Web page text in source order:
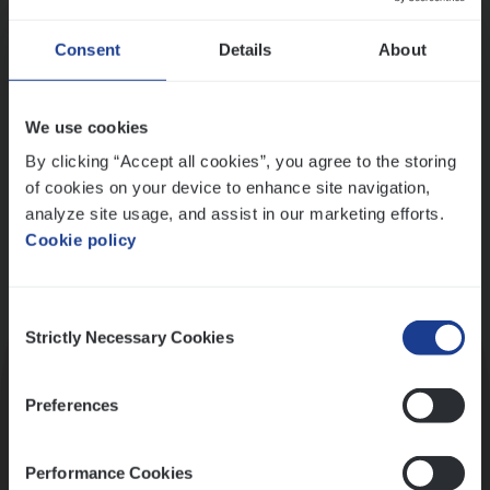
Consent Details About
We use cookies
By clicking “Accept all cookies”, you agree to the storing
of cookies on your device to enhance site navigation,
analyze site usage, and assist in our marketing efforts.
Cookie policy
Selection
Strictly Necessary Cookies
Preferences
Performance Cookies
Ons sollicitatieproces